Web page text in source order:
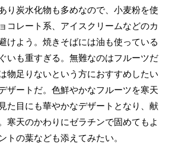
り炭水化物も多めなので、小麦粉を使
コレート系、アイスクリームなどのカ
けよう。焼きそばには油も使っている
いも重すぎる。無難なのはフルーツだ
物足りないという方におすすめしたい
ザートだ。色鮮やかなフルーツを寒天
た目にも華やかなデザートとなり、献
寒天のかわりにゼラチンで固めてもよ
トの葉なども添えてみたい。